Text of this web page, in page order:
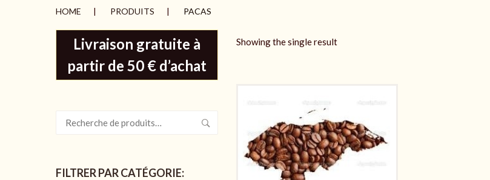
HOME PRODUITS PACAS
Livraison gratuite à
partir de 50 € d’achat
pour :
FILTRER PAR CATÉGORIE:
Showing the single result